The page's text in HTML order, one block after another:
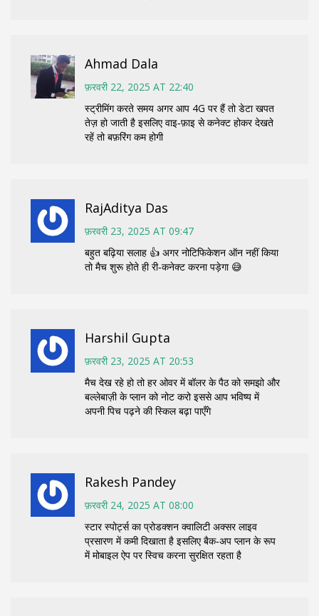
Ahmad Dala
फ़रवरी 22, 2025 AT 22:40
स्ट्रीमिंग करते समय अगर आप 4G पर हैं तो डेटा खपत
तेज़ हो जाती है इसलिए वाइ‑फ़ाइ से कनेक्ट होकर देखते
रहें तो बफ़रिंग कम होगी
RajAditya Das
फ़रवरी 23, 2025 AT 09:47
बहुत बढ़िया सलाह 👍 अगर नोटिफिकेशन ऑन नहीं किया
तो मैच शुरू होते ही री‑कनेक्ट करना पड़ेगा 😅
Harshil Gupta
फ़रवरी 23, 2025 AT 20:53
मैच देख रहे हो तो हर ओवर में बॉलर के पैठ को समझो और
बल्लेबाज़ी के प्लान को नोट करो इससे आप भविष्य में
अपनी पिच पढ़ने की स्किल बढ़ा पाएँगे
Rakesh Pandey
फ़रवरी 24, 2025 AT 08:00
स्टार स्पोर्ट्स का प्रोडक्शन क्वालिटी अक्सर लाइव
प्रसारण में कमी दिखाता है इसलिए बैक‑अप प्लान के रूप
में मोबाइल ऐप पर स्विच करना सुरक्षित रहता है